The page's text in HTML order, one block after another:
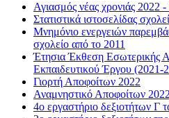
Αγιασμός νέας χρονιάς 2022
Στατιστικά ιστοσελίδας
Μνημόνιο ενεργειών
σχολείο από το 2011
Έτησια Έκθεση Εσωτερικής
Εκπαιδευτικού Έργου (2021-
Γιορτή Αποφοίτων 2022
Αναμνηστικό Αποφοίτων 2022
4ο εργαστήριο δεξιοτήτων Γ